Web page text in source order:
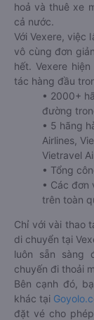
hoả và thuê xe
cả nước.
Với Vexere, việc
vô cùng đơn
hết. Vexere
tác hàng đầu
• 2000+
đường
• 5 hãng
Airlines,
Vietravel
• Tổng
• Các đơn
trên toàn
Chỉ với vài thao
di chuyển tại
luôn sẵn sàng
chuyến đi thoải
Bên cạnh đó,
khác tại
đặt vé cho